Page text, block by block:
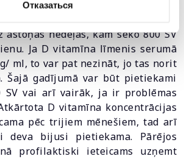
Отказаться
uzņemt 50 000 starptautisko
astoņas nedēļas, kam seko 800 SV
Ja D vitamīna līmenis serumā
ml, to var pat nezināt, jo tas norit
Šajā gadījumā var būt pietiekami
SV vai arī vairāk, ja ir problēmas
D vitamīna koncentrācijas
pēc trijiem mēnešiem, tad arī
deva bijusi pietiekama. Pārējos
profilaktiski ieteicams uzņemt